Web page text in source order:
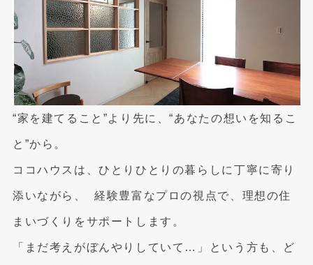
“家を建てること”より先に、“あなたの想いを知るこ
と”から。
ココハウスは、ひとりひとりの暮らしに丁寧に寄り
添いながら、経験豊富なプロの視点で、理想の住
まいづくりをサポートします。
「まだ考えがぼんやりしていて…」という方も、ど